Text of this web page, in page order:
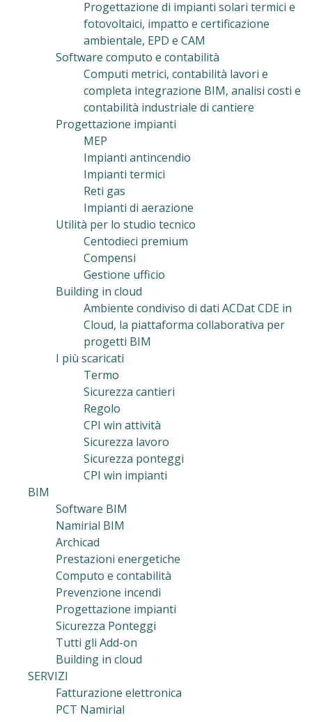
Progettazione di impianti solari termici e
fotovoltaici, impatto e certificazione
ambientale, EPD e CAM
Software computo e contabilità
Computi metrici, contabilità lavori e
completa integrazione BIM, analisi costi e
contabilità industriale di cantiere
Progettazione impianti
MEP
Impianti antincendio
Impianti termici
Reti gas
Impianti di aerazione
Utilità per lo studio tecnico
Centodieci premium
Compensi
Gestione ufficio
Building in cloud
Ambiente condiviso di dati ACDat CDE in
Cloud, la piattaforma collaborativa per
progetti BIM
I più scaricati
Termo
Sicurezza cantieri
Regolo
CPI win attività
Sicurezza lavoro
Sicurezza ponteggi
CPI win impianti
BIM
Software BIM
Namirial BIM
Archicad
Prestazioni energetiche
Computo e contabilità
Prevenzione incendi
Progettazione impianti
Sicurezza Ponteggi
Tutti gli Add-on
Building in cloud
SERVIZI
Fatturazione elettronica
PCT Namirial